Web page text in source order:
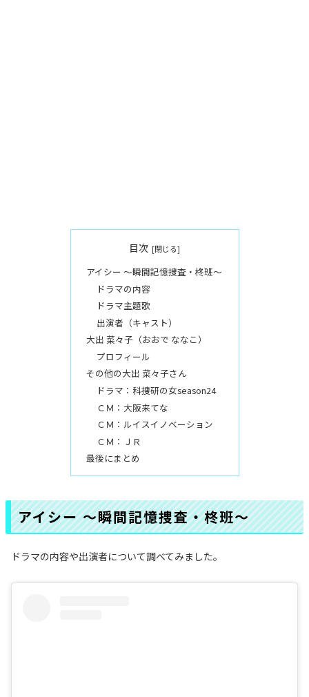
目次
アイシー 〜瞬間記憶捜査・柊班〜
ドラマの内容
ドラマ主題歌
出演者（キャスト）
大出 菜々子（おおで ななこ）
プロフィール
その他の大出 菜々子さん
ドラマ：科捜研の女season24
ＣＭ：大阪来てな
ＣＭ：ルイスイノベーション
ＣＭ：ＪＲ
最後にまとめ
アイシー 〜瞬間記憶捜査・柊班〜
ドラマの内容や出演者について調べてみました。